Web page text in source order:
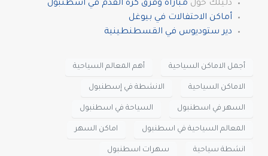
دليلك حول مباراة وفرق كرة القدم في اسطنبول
أماكن الاحتفالات في بيوغل
دير ستوديوس في القسطنطينية
أجمل الاماكن السياحية أهم المعالم السياحية
الاماكن السياحية الانشطة في إسطنبول
السهر في اسطنبول السياحة في اسطنبول
المعالم السياحية في اسطنبول اماكن السهر
انشطة سياحية سهرات اسطنبول